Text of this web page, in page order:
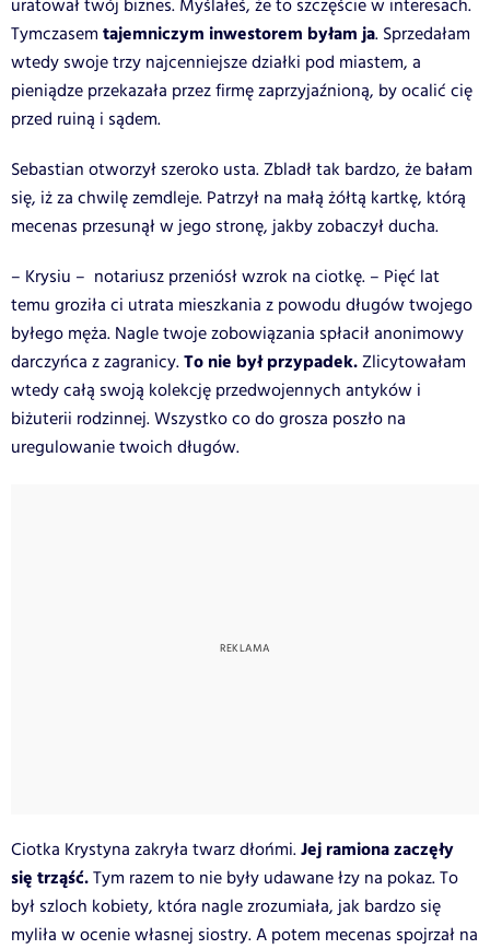
uratował twój biznes. Myślałeś, że to szczęście w interesach.
Tymczasem tajemniczym inwestorem byłam ja. Sprzedałam
wtedy swoje trzy najcenniejsze działki pod miastem, a
pieniądze przekazała przez firmę zaprzyjaźnioną, by ocalić cię
przed ruiną i sądem.
Sebastian otworzył szeroko usta. Zbladł tak bardzo, że bałam
się, iż za chwilę zemdleje. Patrzył na małą żółtą kartkę, którą
mecenas przesunął w jego stronę, jakby zobaczył ducha.
– Krysiu – notariusz przeniósł wzrok na ciotkę. – Pięć lat
temu groziła ci utrata mieszkania z powodu długów twojego
byłego męża. Nagle twoje zobowiązania spłacił anonimowy
darczyńca z zagranicy.To nie był przypadek.Zlicytowałam
wtedy całą swoją kolekcję przedwojennych antyków i
biżuterii rodzinnej. Wszystko co do grosza poszło na
uregulowanie twoich długów.
Ciotka Krystyna zakryła twarz dłońmi.Jej ramiona zaczęły
się trząść.Tym razem to nie były udawane łzy na pokaz. To
był szloch kobiety, która nagle zrozumiała, jak bardzo się
myliła w ocenie własnej siostry. A potem mecenas spojrzał na